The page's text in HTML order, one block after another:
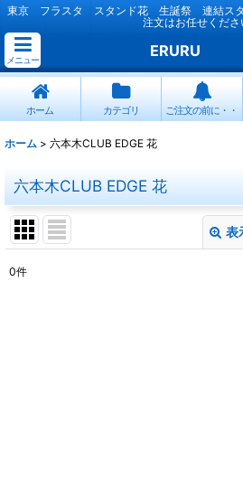
東京 フラスタ スタンド花 生誕祭 連結ス
注文はお任せくださ
メニュー
ERURU
ホーム カテゴリ ご注文の前に・・
ホーム > 六本木CLUB EDGE 花
六本木CLUB EDGE 花
表
0件